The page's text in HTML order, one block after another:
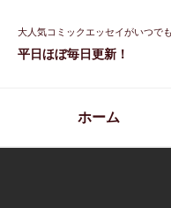
大人気コミックエッセイがいつで
平日ほぼ毎日更新！
ホーム